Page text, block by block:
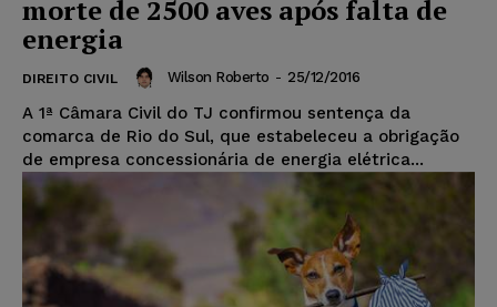
morte de 2500 aves após falta de
energia
DIREITO CIVIL Wilson Roberto - 25/12/2016
A 1ª Câmara Civil do TJ confirmou sentença da
comarca de Rio do Sul, que estabeleceu a obrigação
de empresa concessionária de energia elétrica...